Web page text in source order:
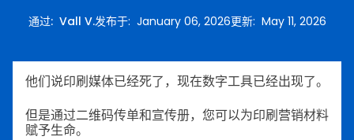
通过: Vall V.发布于: January 06, 2026更新: May 11, 2026
他们说印刷媒体已经死了，现在数字工具已经出现了。
但是通过二维码传单和宣传册，您可以为印刷营销材料
赋予生命。